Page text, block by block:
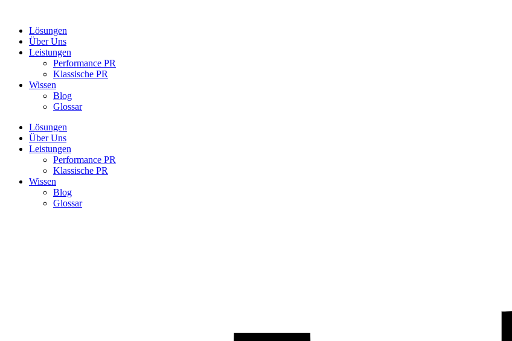
springenLösungen
Über Uns
Leistungen
Performance PR
Klassische PR
Wissen
Blog
Glossar
Lösungen
Über Uns
Leistungen
Performance PR
Klassische PR
Wissen
Blog
Glossar